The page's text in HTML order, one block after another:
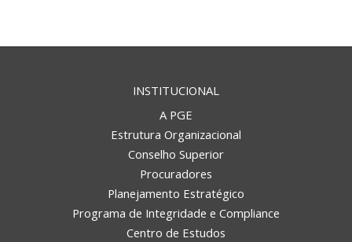
INSTITUCIONAL
A PGE
Estrutura Organizacional
Conselho Superior
Procuradores
Planejamento Estratégico
Programa de Integridade e Compliance
Centro de Estudos